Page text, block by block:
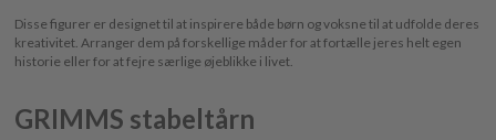
Disse figurer er designet til at inspirere både børn og voksne til at udfolde deres
kreativitet. Arranger dem på forskellige måder for at fortælle jeres helt egen
historie eller for at fejre særlige øjeblikke i livet.
GRIMMS stabeltårn